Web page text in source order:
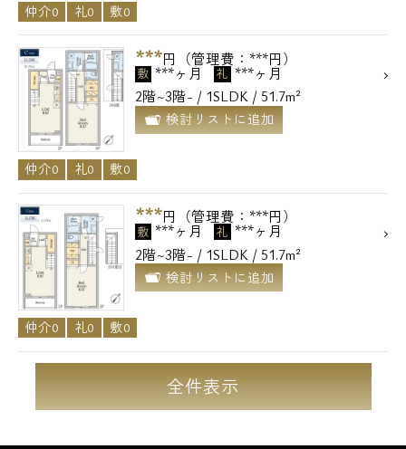
仲介0 礼0 敷0
***円（管理費：***円）
敷 ***ヶ月 礼 ***ヶ月
2階~3階- / 1SLDK / 51.7m²
検討リストに追加
仲介0 礼0 敷0
***円（管理費：***円）
敷 ***ヶ月 礼 ***ヶ月
2階~3階- / 1SLDK / 51.7m²
検討リストに追加
仲介0 礼0 敷0
全件表示